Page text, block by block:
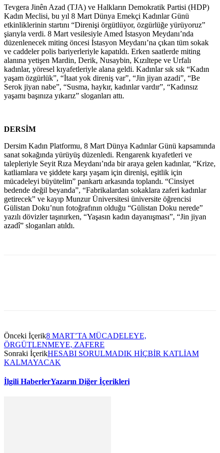
Tevgera Jinên Azad (TJA) ve Halkların Demokratik Partisi (HDP)
Kadın Meclisi, bu yıl 8 Mart Dünya Emekçi Kadınlar Günü
etkinliklerinin startını “Direnişi örgütlüyor, özgürlüğe yürüyoruz”
şiarıyla verdi. 8 Mart vesilesiyle Amed İstasyon Meydanı’nda
düzenlenecek miting öncesi İstasyon Meydanı’na çıkan tüm sokak
ve caddeler polis bariyerleriyle kapatıldı. Erken saatlerde miting
alanına yetişen Mardin, Derik, Nusaybin, Kızıltepe ve Urfalı
kadınlar, yöresel kıyafetleriyle alana geldi. Kadınlar sık sık “Kadın
yaşam özgürlük”, “İtaat yok direniş var”, “Jin jiyan azadi”, “Be
Serok jiyan nabe”, “Susma, haykır, kadınlar vardır”, “Kadınsız
yaşamı başınıza yıkarız” sloganları attı.
DERSİM
Dersim Kadın Platformu, 8 Mart Dünya Kadınlar Günü kapsamında
sanat sokağında yürüyüş düzenledi. Rengarenk kıyafetleri ve
talepleriyle Seyit Rıza Meydanı’nda bir araya gelen kadınlar, “Krize,
katliamlara ve şiddete karşı yaşam için direnişi, eşitlik için
mücadeleyi büyütelim” pankartı arkasında toplandı. “Cinsiyet
bedende değil beyanda”, “Fabrikalardan sokaklara zaferi kadınlar
getirecek” ve kayıp Munzur Üniversitesi üniversite öğrencisi
Gülistan Doku’nun fotoğrafının olduğu “Gülistan Doku nerede”
yazılı dövizler taşınırken, “Yaşasın kadın dayanışması”, “Jin jiyan
azadî” sloganları atıldı.
Önceki İçerik8 MART’TA MÜCADELEYE,
ÖRGÜTLENMEYE, ZAFERE
Sonraki İçerikHESABI SORULMADIK HİÇBİR KATLİAM
KALMAYACAK
İlgili HaberlerYazarın Diğer İçerikleri